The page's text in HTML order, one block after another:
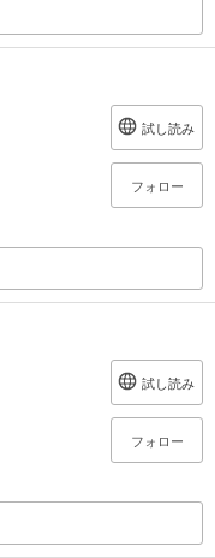
試し読み
フォロー
試し読み
フォロー